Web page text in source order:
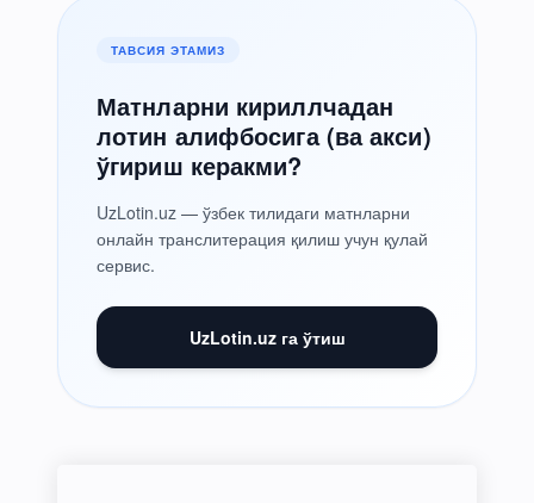
ТАВСИЯ ЭТАМИЗ
Матнларни кириллчадан
лотин алифбосига (ва акси)
ўгириш керакми?
UzLotin.uz — ўзбек тилидаги матнларни
онлайн транслитерация қилиш учун қулай
сервис.
UzLotin.uz га ўтиш